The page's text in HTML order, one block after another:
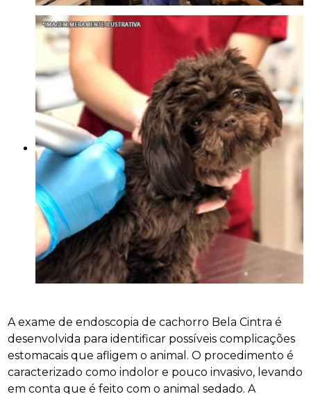
A exame de endoscopia de cachorro Bela Cintra é
desenvolvida para identificar possíveis complicações
estomacais que afligem o animal. O procedimento é
caracterizado como indolor e pouco invasivo, levando
em conta que é feito com o animal sedado. A